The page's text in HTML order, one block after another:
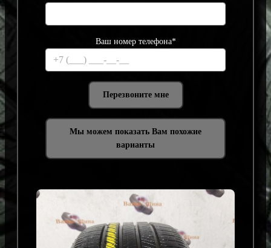
Ваш номер телефона*
Мы можем показать Вам похожие
варианты